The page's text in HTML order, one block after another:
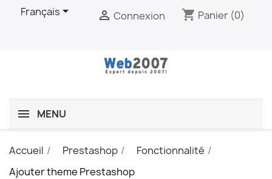
Français  Connexion shopping_cart Panier (0)
MENU
Accueil Prestashop
Fonctionnalité
Ajouter theme Prestashop